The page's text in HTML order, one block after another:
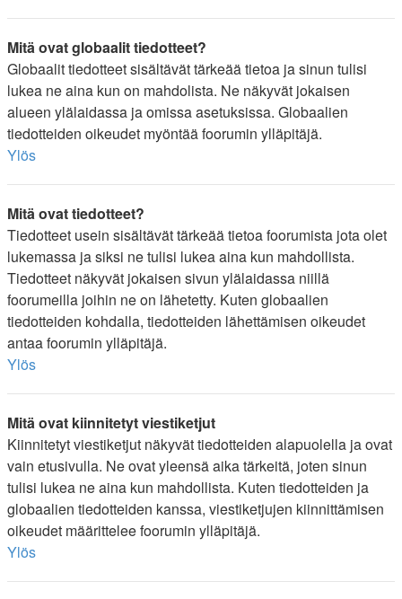
Mitä ovat globaalit tiedotteet?
Globaalit tiedotteet sisältävät tärkeää tietoa ja sinun tulisi
lukea ne aina kun on mahdolista. Ne näkyvät jokaisen
alueen ylälaidassa ja omissa asetuksissa. Globaalien
tiedotteiden oikeudet myöntää foorumin ylläpitäjä.
Ylös
Mitä ovat tiedotteet?
Tiedotteet usein sisältävät tärkeää tietoa foorumista jota olet
lukemassa ja siksi ne tulisi lukea aina kun mahdollista.
Tiedotteet näkyvät jokaisen sivun ylälaidassa niillä
foorumeilla joihin ne on lähetetty. Kuten globaalien
tiedotteiden kohdalla, tiedotteiden lähettämisen oikeudet
antaa foorumin ylläpitäjä.
Ylös
Mitä ovat kiinnitetyt viestiketjut
Kiinnitetyt viestiketjut näkyvät tiedotteiden alapuolella ja ovat
vain etusivulla. Ne ovat yleensä aika tärkeitä, joten sinun
tulisi lukea ne aina kun mahdollista. Kuten tiedotteiden ja
globaalien tiedotteiden kanssa, viestiketjujen kiinnittämisen
oikeudet määrittelee foorumin ylläpitäjä.
Ylös